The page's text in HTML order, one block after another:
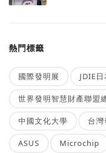
熱門標籤
國際發明展 JDIE
世界發明智慧財產聯盟
中國文化大學 台
ASUS Microchip